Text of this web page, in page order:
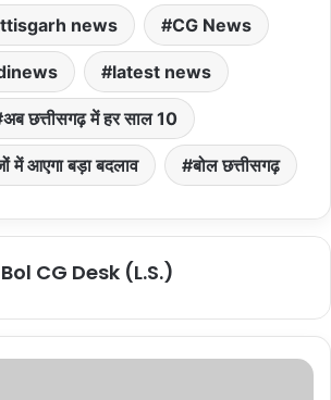
news CG News
latest news
अब छत्तीसगढ़ में हर साल 10
में आएगा बड़ा बदलाव बोल छत्तीसगढ़
Bol CG Desk (L.S.)